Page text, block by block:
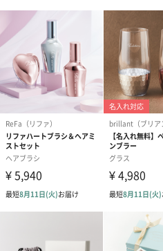
紙袋
お渡し用の紙袋です。
商品に合わせたサイズをお届けし
あり（280円）